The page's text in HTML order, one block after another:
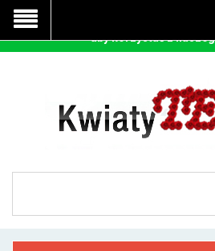
Nasza strona korzysta z cookies -
prawidłowego działania.
aby korzystać z